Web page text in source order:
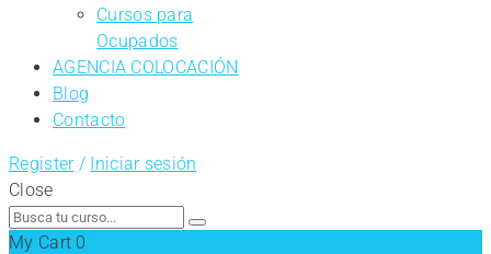
Cursos para
Ocupados
AGENCIA COLOCACIÓN
Blog
Contacto
Register/ Iniciar sesión
Close
Search
for:
My Cart 0